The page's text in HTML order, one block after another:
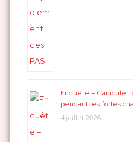
Enquête – Canicule :
pendant les fortes
4 juillet 2026